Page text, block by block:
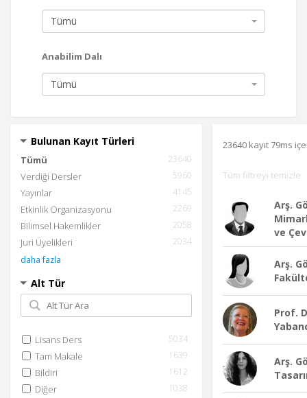
Tümü
Anabilim Dalı
Tümü
Bulunan Kayıt Türleri
Tümü 23640
Verdiği Dersler 5960
Yayınlar 4145
Etkinlik Organizasyonu 2269
Bilimsel Hakemlikler 2058
Juri Üyelikleri
2034
daha fazla
Alt Tür
Lisans Ders 5034
Tam Makale 1639
Bildiri 1612
Diğer 1038
23640 kayıt 79ms
Tüm filtreyi temizle
Arş.
ve
Arş.
Prof.
Arş.